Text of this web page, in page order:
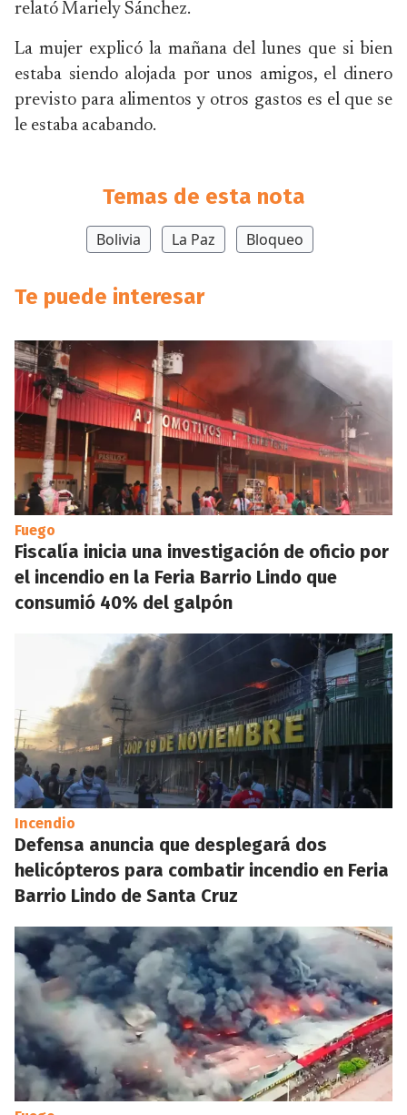
relató Mariely Sánchez.
La mujer explicó la mañana del lunes que si bien
estaba siendo alojada por unos amigos, el dinero
previsto para alimentos y otros gastos es el que se
le estaba acabando.
Temas de esta nota
Bolivia La Paz Bloqueo
Te puede interesar
Fuego
Fiscalía inicia una investigación de oficio por
el incendio en la Feria Barrio Lindo que
consumió 40% del galpón
Incendio
Defensa anuncia que desplegará dos
helicópteros para combatir incendio en Feria
Barrio Lindo de Santa Cruz